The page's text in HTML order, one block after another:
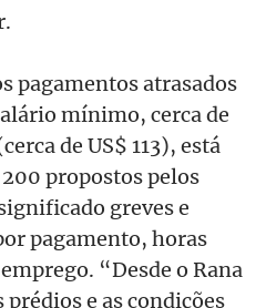
pagamentos atrasados
mínimo, cerca de
de US$ 113), está
propostos pelos
greves e
pagamento, horas
“Desde o Rana
prédios e as condições